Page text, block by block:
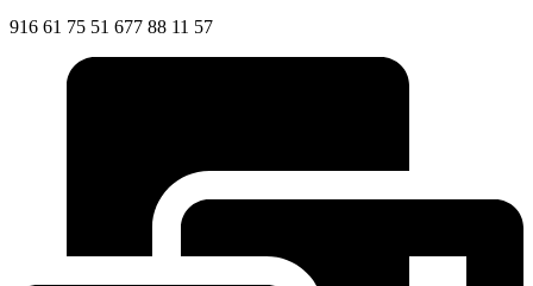
916 61 75 51 677 88 11 57